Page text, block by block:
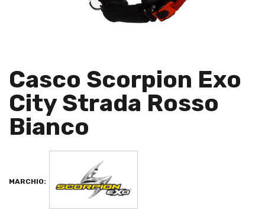
Casco Scorpion Exo
City Strada Rosso
Bianco
MARCHIO: